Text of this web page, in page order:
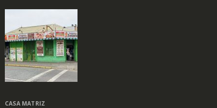
CASA MATRIZ